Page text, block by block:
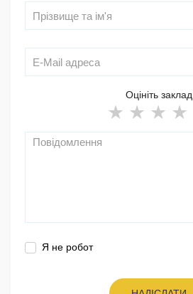
Оцініть заклад
Я не робот